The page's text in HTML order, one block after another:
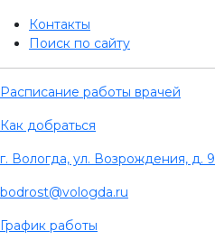
Контакты
Поиск по сайту
Расписание работы врачей
Как добраться
г. Вологда, ул. Возрождения, д. 9
bodrost@vologda.ru
График работы